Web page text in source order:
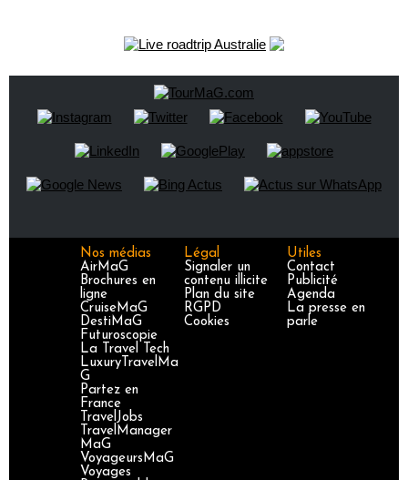
Nos médias
AirMaG
Brochures en
ligne
CruiseMaG
DestiMaG
Futuroscopie
La Travel Tech
LuxuryTravelMa
G
Partez en
France
TravelJobs
TravelManager
MaG
VoyageursMaG
Voyages
Légal
Signaler un
contenu illicite
Plan du site
RGPD
Cookies
Utiles
Contact
Publicité
Agenda
La presse en
parle